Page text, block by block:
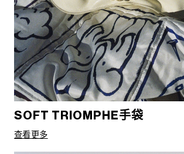
SOFT TRIOMPHE手袋
查看更多